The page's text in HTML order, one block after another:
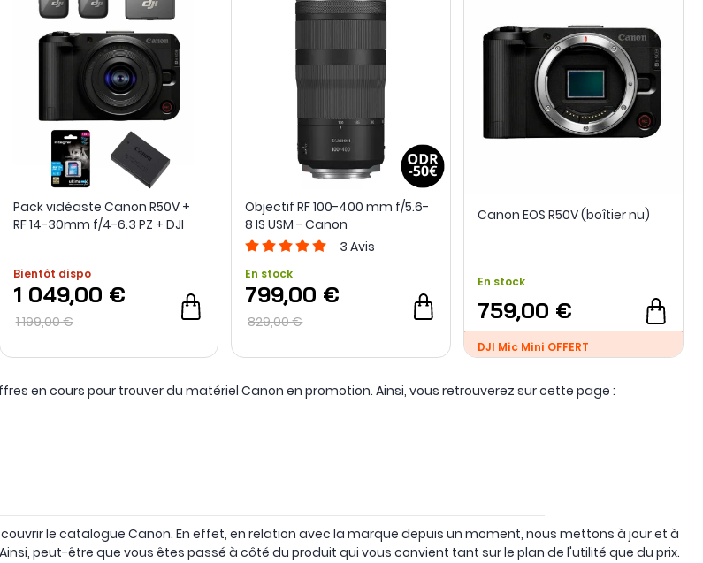
Pack vidéaste Canon R50V +
RF 14-30mm f/4-6.3 PZ + DJI
Bientôt dispo
1 049,00 €
1 199,00 €
Objectif RF 100-400 mm f/5.6-
8 IS USM - Canon
3 Avis
En stock
799,00 €
829,00 €
Canon EOS R50V (boîtier nu)
En stock
759,00 €
DJI Mic Mini OFFERT
en cours pour trouver du matériel Canon en promotion. Ainsi, vous retrouverez sur cette page :
le catalogue Canon. En effet, en relation avec la marque depuis un moment, nous mettons à jour et à
peut-être que vous êtes passé à côté du produit qui vous convient tant sur le plan de l'utilité que du prix.